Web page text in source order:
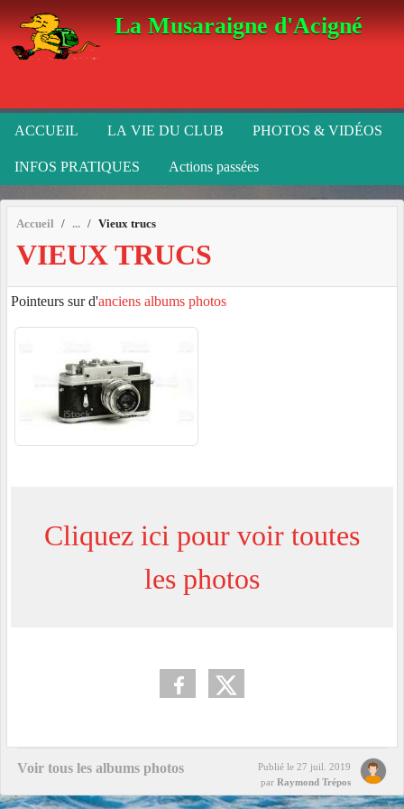
La Musaraigne d'Acigné
ACCUEIL LA VIE DU CLUB PHOTOS & VIDÉOS
INFOS PRATIQUES Actions passées
Accueil Vieux trucs
VIEUX TRUCS
Pointeurs sur d'anciens albums photos
Cliquez ici pour voir toutes
les photos
Voir tous les albums photos Publié le 27 juil. 2019
par Raymond Trépos
Panneau de gestion des cookies